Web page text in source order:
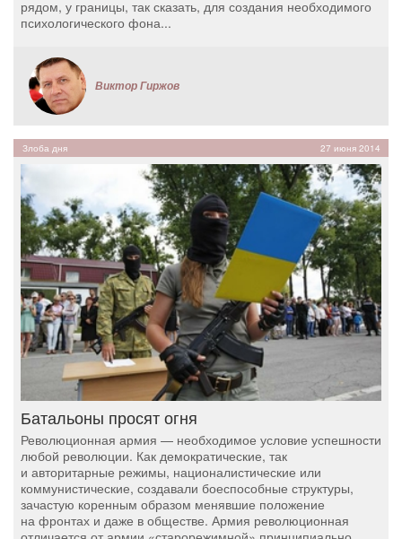
рядом, у границы, так сказать, для создания необходимого
психологического фона...
Виктор Гиржов
Злоба дня 27 июня 2014
Батальоны просят огня
Революционная армия — необходимое условие успешности
любой революции. Как демократические, так
и авторитарные режимы, националистические или
коммунистические, создавали боеспособные структуры,
зачастую коренным образом менявшие положение
на фронтах и даже в обществе. Армия революционная